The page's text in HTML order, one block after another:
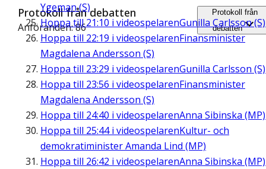
Ygeman (S)
Hoppa till21:10 i videospelarenGunilla Carlsson (S)
Hoppa till 22:19 i videospelarenFinansminister
Magdalena Andersson (S)
Hoppa till 23:29 i videospelarenGunilla Carlsson (S)
Hoppa till 23:56 i videospelarenFinansminister
Magdalena Andersson (S)
Hoppa till 24:40 i videospelarenAnna Sibinska (MP)
Hoppa till 25:44i videospelarenKultur- och
demokratiminister Amanda Lind (MP)
Hoppa till 26:42 i videospelarenAnna Sibinska (MP)
Protokoll från debatten
Anföranden: 86
Protokoll från
debatten